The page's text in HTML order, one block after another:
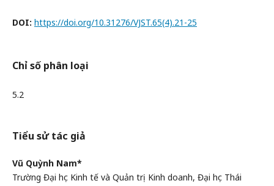
DOI: https://doi.org/10.31276/VJST.65(4).21-25
Chỉ số phân loại
5.2
Tiểu sử tác giả
Vũ Quỳnh Nam*
Trường Đại học Kinh tế và Quản trị Kinh doanh, Đại học Thái